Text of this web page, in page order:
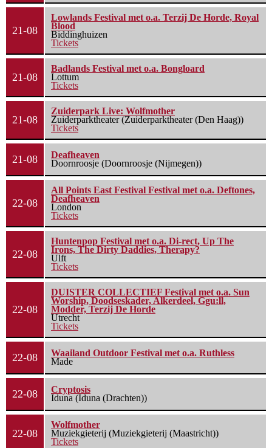
21-08
Lowlands Festival met o.a. Terzij De Horde, Royal
Blood
Biddinghuizen
Tickets
21-08
Badlands Festival met o.a. Bongloard
Lottum
Tickets
21-08
Zuiderpark Live: Wolfmother
Zuiderparktheater (Zuiderparktheater (Den Haag))
Tickets
21-08
Deafheaven
Doornroosje (Doornroosje (Nijmegen))
22-08
All Points East Festival Festival met o.a. Deftones,
Deafheaven
London
Tickets
22-08
Huntenpop Festival met o.a. Di-rect, Up The
Irons, The Dirty Daddies, Therapy?
Ulft
Tickets
22-08
DUISTER COLLECTIEF Festival met o.a. Sun
Worship, Doodseskader, Alkerdeel, Ggu:ll,
Modder, Terzij De Horde
Utrecht
Tickets
22-08
Waailand Outdoor Festival met o.a. Ruthless
Made
22-08
Cryptosis
Iduna (Iduna (Drachten))
22-08
Wolfmother
Muziekgieterij (Muziekgieterij (Maastricht))
Tickets